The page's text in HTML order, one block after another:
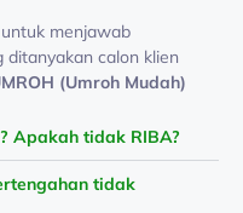
menjawab
calon klien
(Umroh Mudah)
Apakah tidak RIBA?
tidak